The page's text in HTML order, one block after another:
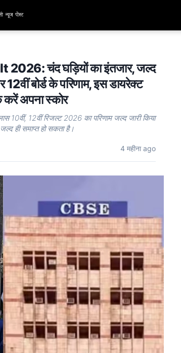
चंद घड़ियों का इंतजार, जल्द
बोर्ड के परिणाम, इस डायरेक्ट
अपना स्कोर
12वीं रिजल्ट 2026 का परिणाम जल्द जारी किया
ही समाप्त हो सकता है।
4 महीना ago